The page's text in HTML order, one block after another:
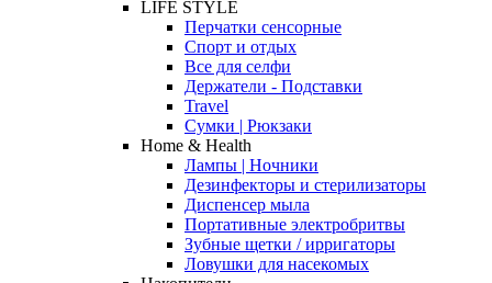
LIFE STYLE
Перчатки сенсорные
Спорт и отдых
Все для селфи
Держатели - Подставки
Travel
Сумки | Рюкзаки
Home & Health
Лампы | Ночники
Дезинфекторы и стерилизаторы
Диспенсер мыла
Портативные электробритвы
Зубные щетки / ирригаторы
Ловушки для насекомых